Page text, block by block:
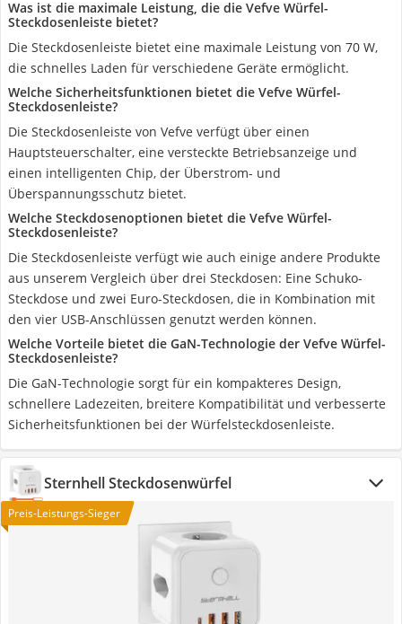
Was ist die maximale Leistung, die die Vefve Würfel-
Steckdosenleiste bietet?
Die Steckdosenleiste bietet eine maximale Leistung von 70 W,
die schnelles Laden für verschiedene Geräte ermöglicht.
Welche Sicherheitsfunktionen bietet die Vefve Würfel-
Steckdosenleiste?
Die Steckdosenleiste von Vefve verfügt über einen
Hauptsteuerschalter, eine versteckte Betriebsanzeige und
einen intelligenten Chip, der Überstrom- und
Überspannungsschutz bietet.
Welche Steckdosenoptionen bietet die Vefve Würfel-
Steckdosenleiste?
Die Steckdosenleiste verfügt wie auch einige andere Produkte
aus unserem Vergleich über drei Steckdosen: Eine Schuko-
Steckdose und zwei Euro-Steckdosen, die in Kombination mit
den vier USB-Anschlüssen genutzt werden können.
Welche Vorteile bietet die GaN-Technologie der Vefve Würfel-
Steckdosenleiste?
Die GaN-Technologie sorgt für ein kompakteres Design,
schnellere Ladezeiten, breitere Kompatibilität und verbesserte
Sicherheitsfunktionen bei der Würfelsteckdosenleiste.
Sternhell Steckdosenwürfel
Preis-Leistungs-Sieger